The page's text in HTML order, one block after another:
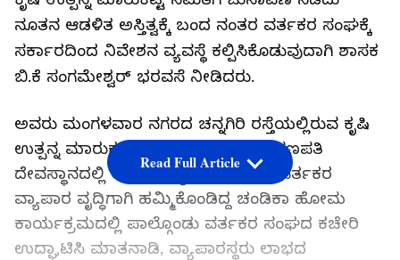
ನೂತನ ಆಡಳಿತ ಅಸ್ತಿತ್ವಕ್ಕೆ ಬಂದ ನಂತರ ವರ್ತಕರ ಸಂಘಕ್ಕೆ
ಸರ್ಕಾರದಿಂದ ನಿವೇಶನ ವ್ಯವಸ್ಥೆ ಕಲ್ಪಿಸಿಕೊಡುವುದಾಗಿ ಶಾಸಕ
ಬಿ.ಕೆ ಸಂಗಮೇಶ್ವರ್ ಭರವಸೆ ನೀಡಿದರು.
ಅವರು ಮಂಗಳವಾರ ನಗರದ ಚನ್ನಗಿರಿ ರಸ್ತೆಯಲ್ಲಿರುವ ಕೃಷಿ
ಉತ್ಪನ್ನ ಮಾರುಕಟ್ಟೆ ಪ್ರಾಂಗಣದಲ್ಲಿರುವ ಶ್ರೀಗಣಪತಿ
ದೇವಸ್ಥಾನದಲ್ಲಿ ಲೋಕಕಲ್ಯಾಣಾರ್ಥ ಮತ್ತು ವರ್ತಕರ
ವ್ಯಾಪಾರ ವೃದ್ಧಿಗಾಗಿ ಹಮ್ಮಿಕೊಂಡಿದ್ದ ಚಂಡಿಕಾ ಹೋಮ
ಕಾರ್ಯಕ್ರಮದಲ್ಲಿ ಪಾಲ್ಗೊಂಡು ವರ್ತಕರ ಸಂಘದ ಕಚೇರಿ
ಉದ್ಘಾಟಿಸಿ ಮಾತನಾಡಿ, ವ್ಯಾಪಾರಸ್ಥರು ಲಾಭದ
Read Full Article